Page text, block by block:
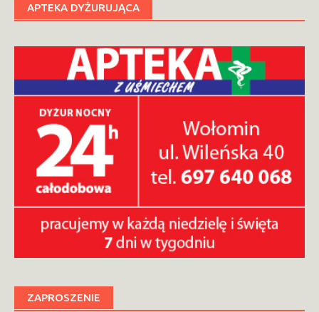
APTEKA DYŻURUJĄCA
ZAPROSZENIE